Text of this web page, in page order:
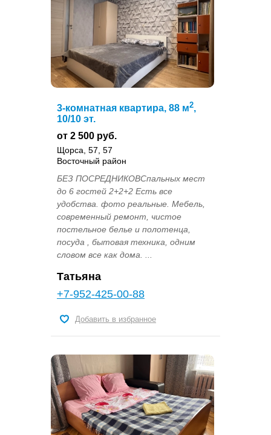
3-комнатная квартира, 88 м2,
10/10 эт.
от 2 500 руб.
Щорса, 57, 57
Восточный район
БЕЗ ПОСРЕДНИКОВСпальных мест
до 6 гостей 2+2+2 Есть все
удобства. фото реальные. Мебель,
современный ремонт, чистое
постельное белье и полотенца,
посуда , бытовая техника, одним
словом все как дома. ...
Татьяна
+7-952-425-00-88
Добавить в избранное